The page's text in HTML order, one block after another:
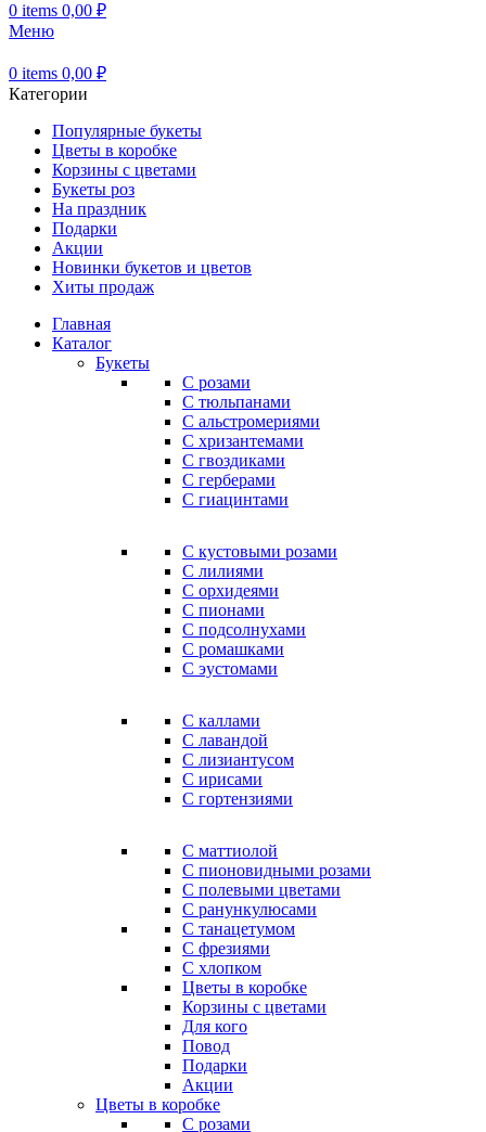
0 items 0,00 ₽
Меню
0 items 0,00 ₽
Категории
Популярные букеты
Цветы в коробке
Корзины с цветами
Букеты роз
На праздник
Подарки
Акции
Новинки букетов и цветов
Хиты продаж
Главная
Каталог
Букеты
С розами
С тюльпанами
С альстромериями
С хризантемами
С гвоздиками
С герберами
С гиацинтами
С кустовыми розами
С лилиями
С орхидеями
С пионами
С подсолнухами
С ромашками
С эустомами
С каллами
С лавандой
С лизиантусом
С ирисами
С гортензиями
С маттиолой
С пионовидными розами
С полевыми цветами
С ранункулюсами
С танацетумом
С фрезиями
С хлопком
Цветы в коробке
Корзины с цветами
Для кого
Повод
Подарки
Акции
Цветы в коробке
С розами